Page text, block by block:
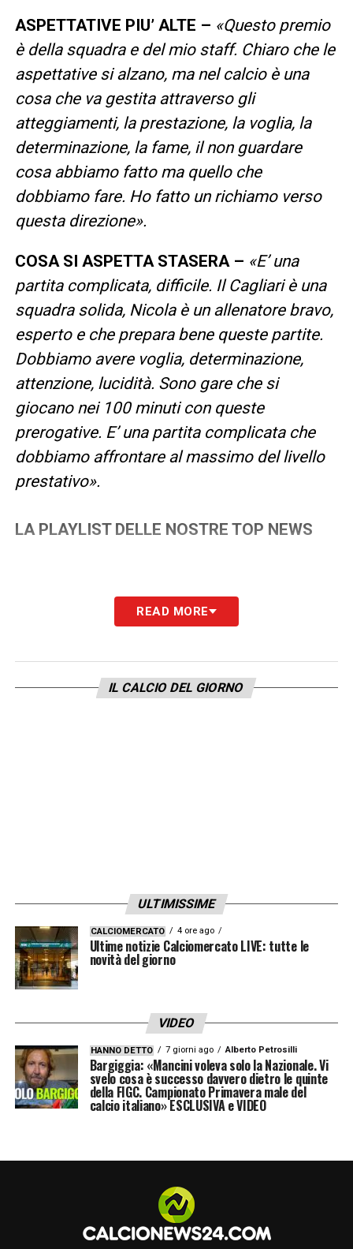
ASPETTATIVE PIU’ ALTE – «Questo premio
è della squadra e del mio staff. Chiaro che le
aspettative si alzano, ma nel calcio è una
cosa che va gestita attraverso gli
atteggiamenti, la prestazione, la voglia, la
determinazione, la fame, il non guardare
cosa abbiamo fatto ma quello che
dobbiamo fare. Ho fatto un richiamo verso
questa direzione».
COSA SI ASPETTA STASERA – «E’ una
partita complicata, difficile. Il Cagliari è una
squadra solida, Nicola è un allenatore bravo,
esperto e che prepara bene queste partite.
Dobbiamo avere voglia, determinazione,
attenzione, lucidità. Sono gare che si
giocano nei 100 minuti con queste
prerogative. E’ una partita complicata che
dobbiamo affrontare al massimo del livello
prestativo».
LA PLAYLIST DELLE NOSTRE TOP NEWS
READ MORE
IL CALCIO DEL GIORNO
ULTIMISSIME
CALCIOMERCATO 4 ore ago
Ultime notizie Calciomercato LIVE: tutte le
novità del giorno
VIDEO
HANNO DETTO 7 giorni ago Alberto Petrosilli
Bargiggia: «Mancini voleva solo la Nazionale. Vi
svelo cosa è successo davvero dietro le quinte
della FIGC. Campionato Primavera male del
calcio italiano» ESCLUSIVA e VIDEO